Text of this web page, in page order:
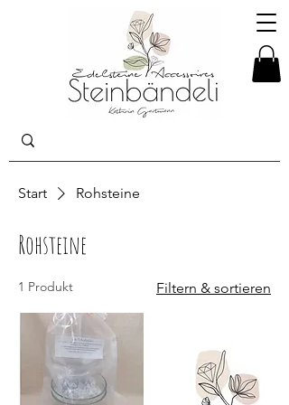
Start Rohsteine
Rohsteine
1 Produkt Filtern & sortieren